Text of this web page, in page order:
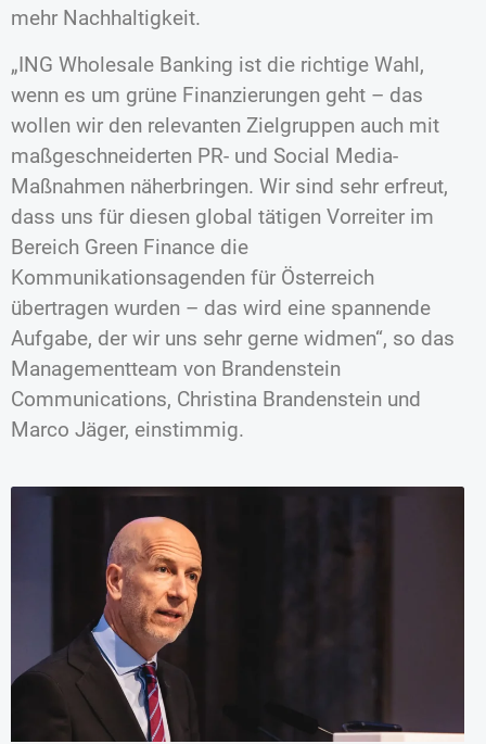
mehr Nachhaltigkeit.
„ING Wholesale Banking ist die richtige Wahl,
wenn es um grüne Finanzierungen geht – das
wollen wir den relevanten Zielgruppen auch mit
maßgeschneiderten PR- und Social Media-
Maßnahmen näherbringen. Wir sind sehr erfreut,
dass uns für diesen global tätigen Vorreiter im
Bereich Green Finance die
Kommunikationsagenden für Österreich
übertragen wurden – das wird eine spannende
Aufgabe, der wir uns sehr gerne widmen“, so das
Managementteam von Brandenstein
Communications, Christina Brandenstein und
Marco Jäger, einstimmig.